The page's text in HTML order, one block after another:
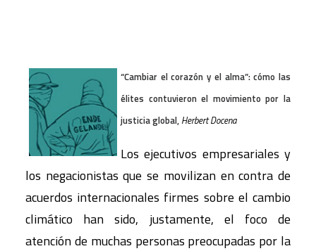
“Cambiar el corazón y el alma”: cómo las
élites contuvieron el movimiento por la
justicia global, Herbert Docena
Los ejecutivos empresariales y
los negacionistas que se movilizan en contra de
acuerdos internacionales firmes sobre el cambio
climático han sido, justamente, el foco de
atención de muchas personas preocupadas por la